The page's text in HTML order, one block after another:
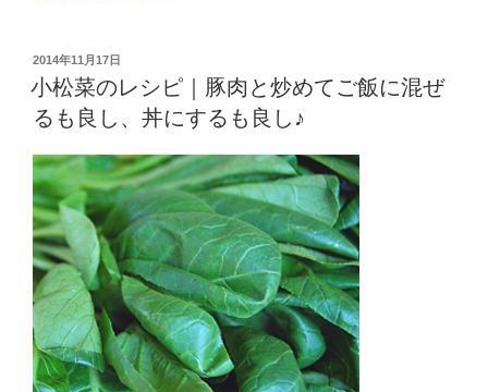
方
法
か
ハ
ロ
ウ
ィ
ン
風
ま
で！”
の
c
e
b
o
o
k
tt
er
投
稿
日:
2014年11月17日
小松菜のレシピ｜豚肉と炒めてご飯に混ぜ
るも良し、丼にするも良し♪